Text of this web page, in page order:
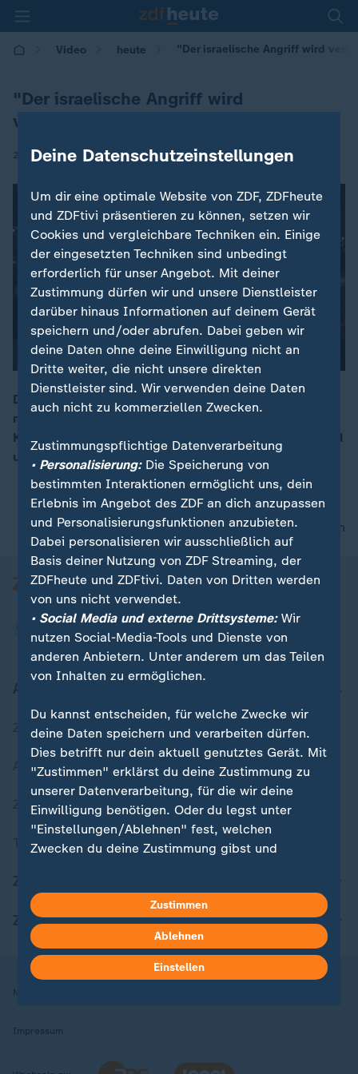
Video heute "Der israelische Angriff wird
"Der israelische Angriff wird
verharmlost"
26.10.2024 | 19:00
Die israelische Armee griff nach eigenen Angaben
mehrere militärische Ziele im Iran an. ZDF-
Korrespondenten Gaa und Bode berichten aus Istanbul
und Tel Aviv.
nach oben
Zuletzt veröffentlicht
Aktuelle Sendungs-Videos
ZDFheute Stories
Themen im Überblick
ZDFheute Apps
Nutzungsbedingungen
Impressum
Deine Datenschutzeinstellungen
Um dir eine optimale Website von ZDF, ZDFheute
und ZDFtivi präsentieren zu können, setzen wir
Cookies und vergleichbare Techniken ein. Einige
der eingesetzten Techniken sind unbedingt
erforderlich für unser Angebot. Mit deiner
Zustimmung dürfen wir und unsere Dienstleister
darüber hinaus Informationen auf deinem Gerät
speichern und/oder abrufen. Dabei geben wir
deine Daten ohne deine Einwilligung nicht an
Dritte weiter, die nicht unsere direkten
Dienstleister sind. Wir verwenden deine Daten
auch nicht zu kommerziellen Zwecken.
Zustimmungspflichtige Datenverarbeitung
• Personalisierung:Die Speicherung von
bestimmten Interaktionen ermöglicht uns, dein
Erlebnis im Angebot des ZDF an dich anzupassen
und Personalisierungsfunktionen anzubieten.
Dabei personalisieren wir ausschließlich auf
Basis deiner Nutzung von ZDF Streaming, der
ZDFheute und ZDFtivi. Daten von Dritten werden
von uns nicht verwendet.
• Social Media und externe Drittsysteme:Wir
nutzen Social-Media-Tools und Dienste von
anderen Anbietern. Unter anderem um das Teilen
von Inhalten zu ermöglichen.
Du kannst entscheiden, für welche Zwecke wir
deine Daten speichern und verarbeiten dürfen.
Dies betrifft nur dein aktuell genutztes Gerät. Mit
"Zustimmen" erklärst du deine Zustimmung zu
unserer Datenverarbeitung, für die wir deine
Einwilligung benötigen. Oder du legst unter
"Einstellungen/Ablehnen" fest, welchen
Zwecken du deine Zustimmung gibst und
in deinen Einstellungen widerrufen oder ändern.
Hier findest du das Impressum.
Weitere Informationen findest du in unserer
Datenschutzerklärung.
Zustimmen
Ablehnen
Einstellen